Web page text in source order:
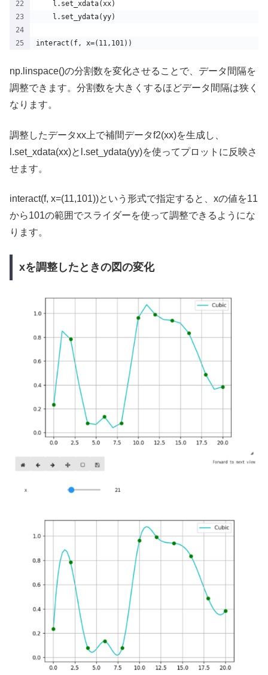
    l.set_xdata(xx)
    l.set_ydata(yy)
interact(f, x=(11,101))
np.linspace()の分割数を変化させることで、データ間隔を
調整できます。分割数を大きくするほどデータ間隔は狭く
なります。
調整したデータxx上で補間データf2(xx)を生成し、
l.set_xdata(xx)とl.set_ydata(yy)を使ってプロットに反映さ
せます。
interact(f, x=(11,101))という形式で指定すると、xの値を11
から101の範囲でスライダーを使って調整できるようにな
ります。
xを調整したときの図の変化